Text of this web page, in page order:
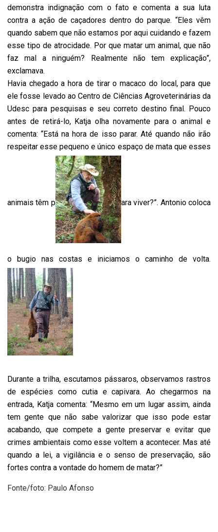
demonstra indignação com o fato e comenta a sua luta
contra a ação de caçadores dentro do parque. “Eles vêm
quando sabem que não estamos por aqui cuidando e fazem
esse tipo de atrocidade. Por que matar um animal, que não
faz mal a ninguém? Realmente não tem explicação”,
exclamava.
Havia chegado a hora de tirar o macaco do local, para que
ele fosse levado ao Centro de Ciências Agroveterinárias da
Udesc para pesquisas e seu correto destino final. Pouco
antes de retirá-lo, Katja olha novamente para o animal e
comenta: “Está na hora de isso parar. Até quando não irão
respeitar esse pequeno e único espaço de mata que esses
animais têm p ara viver?”. Antonio coloca
o bugio nas costas e iniciamos o caminho de volta.
Durante a trilha, escutamos pássaros, observamos rastros
de espécies como cutia e capivara. Ao chegarmos na
entrada, Katja comenta: “Mesmo em um lugar assim, ainda
tem gente quenão sabe valorizar que isso pode estar
acabando, que compete a gente preservar e evitar que
crimes ambientais como esse voltem a acontecer. Mas até
quando a lei, a vigilância e o senso de preservação, são
fortes contra a vontade do homem de matar?”
Fonte/foto: Paulo Afonso